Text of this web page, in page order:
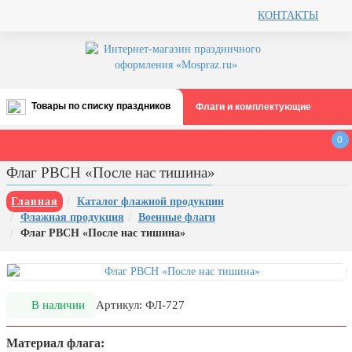
КОНТАКТЫ
Товары по списку праздников
Все праздники
августа)
12 августа, День ВВС
22 августа, День Государственного
флага РФ
День шахтера (последнее
воскресенье августа)
1 сентября, День знаний
3 сентября, День солидарности в
борьбе с терроризмом
Флаги и комплектующие
0
Флаг РВСН «После нас тишина»
Главная
Каталог флажной продукции
Флажная продукция
Военные флаги
Флаг РВСН «После нас тишина»
В наличии Артикул: ФЛ-727
Материал флага: